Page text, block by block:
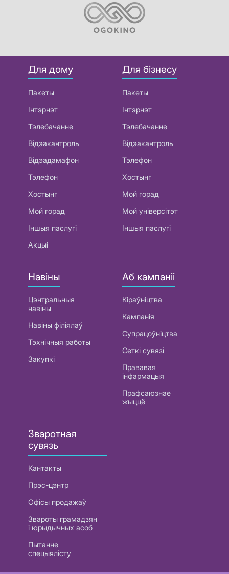
Для дому
Пакеты
Інтэрнэт
Тэлебачанне
Відэакантроль
Відэадамафон
Тэлефон
Хостынг
Мой горад
Іншыя паслугі
Акцыі
Для бізнесу
Пакеты
Інтэрнэт
Тэлебачанне
Відэакантроль
Тэлефон
Хостынг
Мой горад
Мой універсітэт
Іншыя паслугі
Навіны
Цэнтральныя
навіны
Навіны філіялаў
Тэхнічныя работы
Закупкі
Аб кампаніі
Кіраўніцтва
Кампанія
Супрацоўніцтва
Сеткі сувязі
Прававая
інфармацыя
Прафсаюзнае
жыццё
Зваротная
сувязь
Кантакты
Прэс-цэнтр
Офісы продажаў
Звароты грамадзян
і юрыдычных асоб
Пытанне
спецыялісту